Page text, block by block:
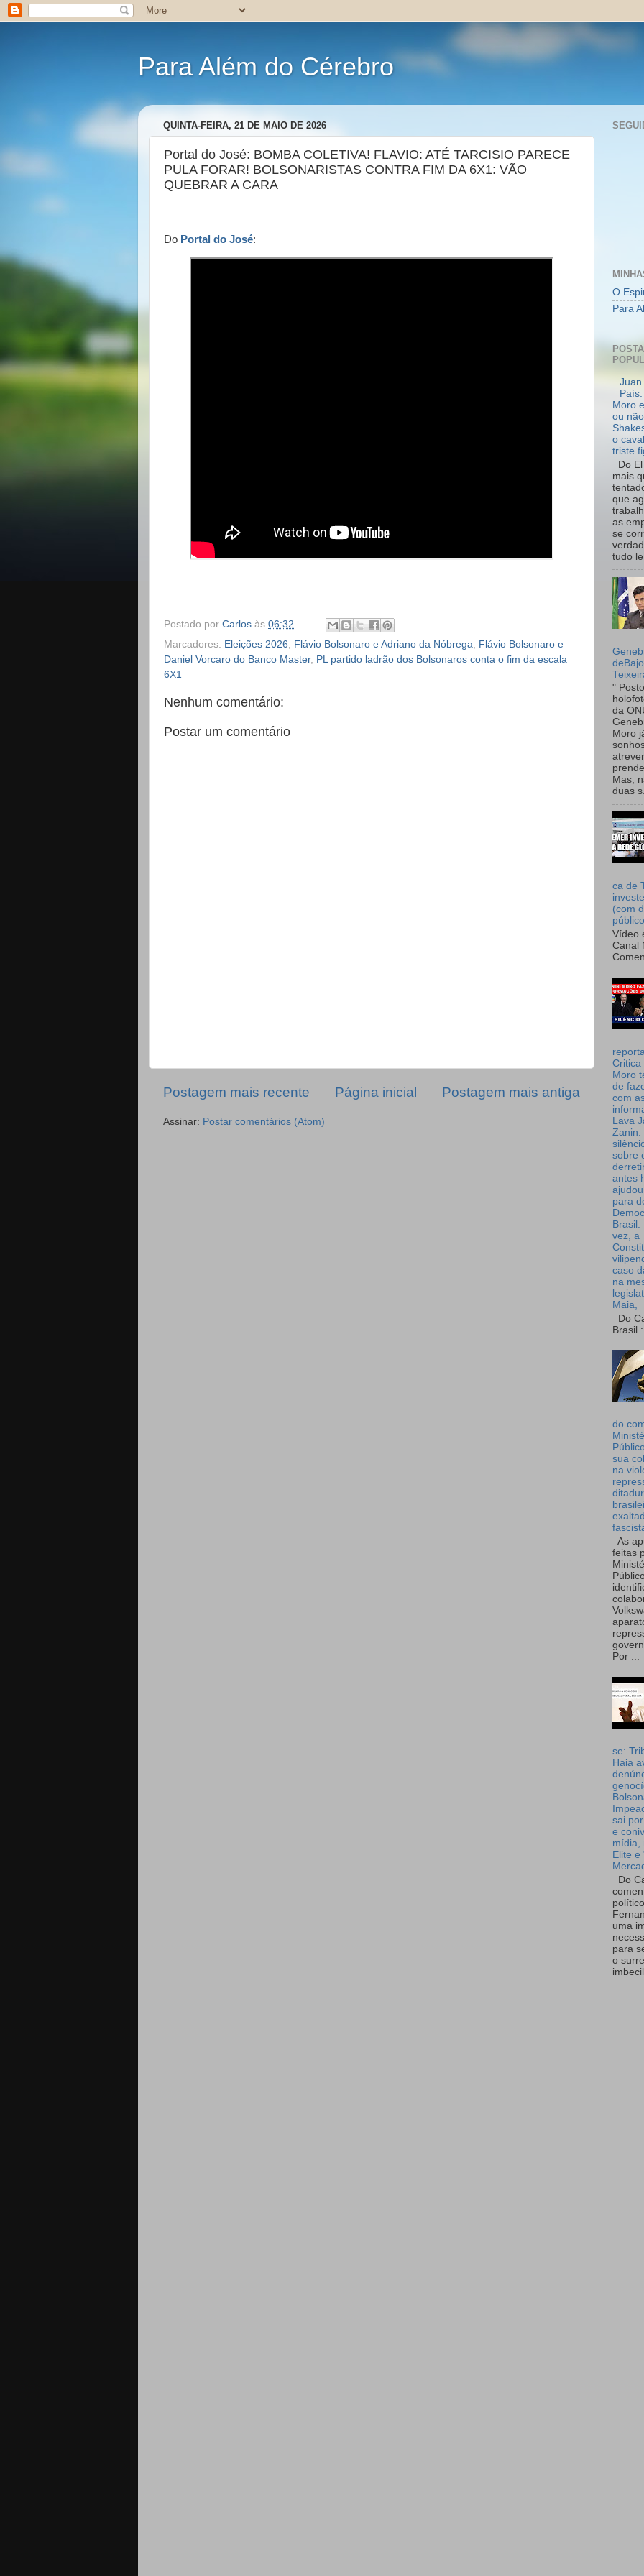
Para Além do Cérebro
QUINTA-FEIRA, 21 DE MAIO DE 2026
Portal do José: BOMBA COLETIVA! FLAVIO: ATÉ TARCISIO PARECE
PULA FORAR! BOLSONARISTAS CONTRA FIM DA 6X1: VÃO
QUEBRAR A CARA
Do Portal do José:
Postado por Carlos às 06:32
Marcadores: Eleições 2026, Flávio Bolsonaro e Adriano da Nóbrega, Flávio Bolsonaro e
Daniel Vorcaro do Banco Master, PL partido ladrão dos Bolsonaros conta o fim da escala
6X1
Nenhum comentário:
Postar um comentário
Postagem mais recente Postagem mais antiga
Página inicial
Assinar: Postar comentários (Atom)
O
Para
Juan
Moro
ou
o
triste
Do
mais
que
as
se
tudo
"
da
Moro
Mas,
duas
ca de
(com
Vídeo
Canal
Critica
Moro
de
com
Lava
Zanin.
sobre
antes
para
Brasil.
vez, a
caso
na
Maia,
Do
Brasil :
do
sua
na
As
feitas
Por ...
se:
Haia
sai
e
mídia,
Elite e
Do
uma
para
o